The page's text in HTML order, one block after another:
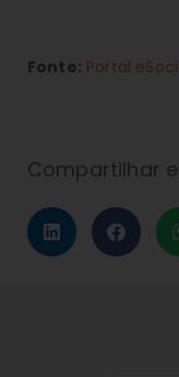
Fonte: Portal
Compartilhar